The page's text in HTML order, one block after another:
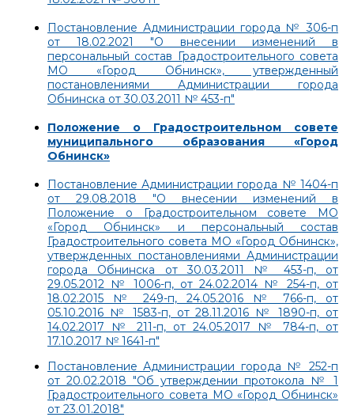
Постановление Администрации города № 306-п
от 18.02.2021 "О внесении изменений в
персональный состав Градостроительного совета
МО «Город Обнинск», утвержденный
постановлениями Администрации города
Обнинска от 30.03.2011 № 453-п"
Положение о Градостроительном совете
муниципального образования «Город
Обнинск»
Постановление Администрации города № 1404-п
от 29.08.2018 "О внесении изменений в
Положение о Градостроительном совете МО
«Город Обнинск» и персональный состав
Градостроительного совета МО «Город Обнинск»,
утвержденных постановлениями Администрации
города Обнинска от 30.03.2011 № 453-п, от
29.05.2012 № 1006-п, от 24.02.2014 № 254-п, от
18.02.2015 № 249-п, 24.05.2016 № 766-п, от
05.10.2016 № 1583-п, от 28.11.2016 № 1890-п, от
14.02.2017 № 211-п, от 24.05.2017 № 784-п, от
17.10.2017 № 1641-п"
Постановление Администрации города № 252-п
от 20.02.2018 "Об утверждении протокола № 1
Градостроительного совета МО «Город Обнинск»
от 23.01.2018"